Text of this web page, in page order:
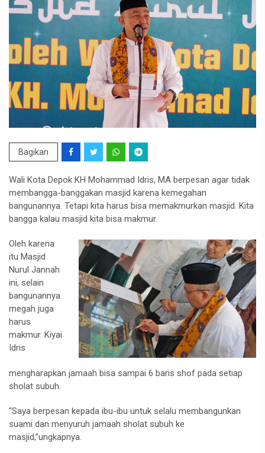
Bagikan
Wali Kota Depok KH Mohammad Idris, MA berpesan agar tidak
membangga-banggakan masjid karena kemegahan
bangunannya. Tetapi kita harus bisa memakmurkan masjid. Kita
bangga kalau masjid kita bisa makmur.
Oleh karena
itu Masjid
Nurul Jannah
ini, selain
bangunannya
megah juga
harus
makmur. Kiyai
Idris
mengharapkan jamaah bisa sampai 6 baris shof pada setiap
sholat subuh.
“Saya berpesan kepada ibu-ibu untuk selalu membangunkan
suami dan menyuruh jamaah sholat subuh ke
masjid,”ungkapnya.